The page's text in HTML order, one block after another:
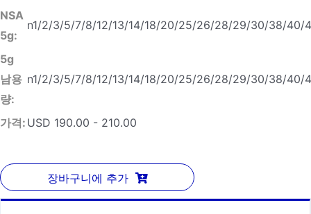
NSA
5g:
n1/2/3/5/7/8/12/13/14/18/20/25/26/28/29/30/38/40/
5g
남용
량:
n1/2/3/5/7/8/12/13/14/18/20/25/26/28/29/30/38/40/
가격: USD 190.00 - 210.00
장바구니에 추가